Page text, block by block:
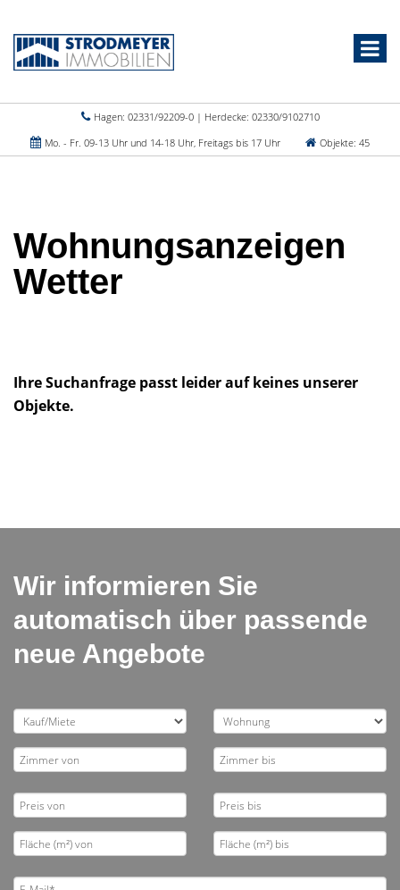
Hagen: 02331/92209-0 | Herdecke: 02330/9102710
Mo. - Fr. 09-13 Uhr und 14-18 Uhr, Freitags bis 17 Uhr
Objekte: 45
Wohnungsanzeigen
Wetter
Ihre Suchanfrage passt leider auf keines unserer
Objekte.
Wir informieren Sie
automatisch über passende
neue Angebote